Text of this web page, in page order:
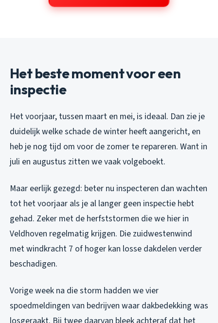
Het beste moment voor een
inspectie
Het voorjaar, tussen maart en mei, is ideaal. Dan zie je
duidelijk welke schade de winter heeft aangericht, en
heb je nog tijd om voor de zomer te repareren. Want in
juli en augustus zitten we vaak volgeboekt.
Maar eerlijk gezegd: beter nu inspecteren dan wachten
tot het voorjaar als je al langer geen inspectie hebt
gehad. Zeker met de herfststormen die we hier in
Veldhoven regelmatig krijgen. Die zuidwestenwind
met windkracht 7 of hoger kan losse dakdelen verder
beschadigen.
Vorige week na die storm hadden we vier
spoedmeldingen van bedrijven waar dakbedekking was